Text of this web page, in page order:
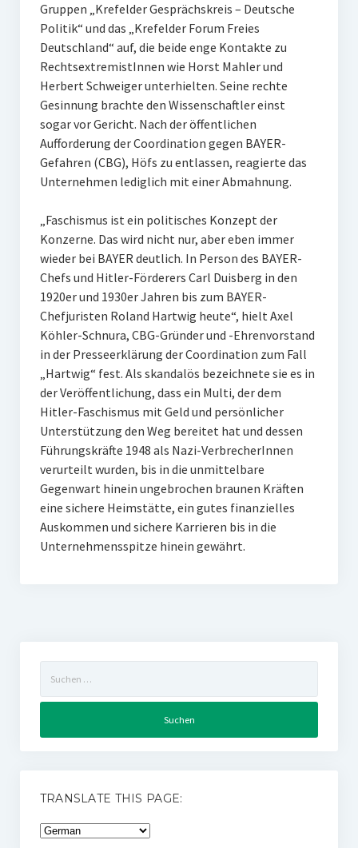
Gruppen „Krefelder Gesprächskreis – Deutsche
Politik“ und das „Krefelder Forum Freies
Deutschland“ auf, die beide enge Kontakte zu
RechtsextremistInnen wie Horst Mahler und
Herbert Schweiger unterhielten. Seine rechte
Gesinnung brachte den Wissenschaftler einst
sogar vor Gericht. Nach der öffentlichen
Aufforderung der Coordination gegen BAYER-
Gefahren (CBG), Höfs zu entlassen, reagierte das
Unternehmen lediglich mit einer Abmahnung.
„Faschismus ist ein politisches Konzept der
Konzerne. Das wird nicht nur, aber eben immer
wieder bei BAYER deutlich. In Person des BAYER-
Chefs und Hitler-Förderers Carl Duisberg in den
1920er und 1930er Jahren bis zum BAYER-
Chefjuristen Roland Hartwig heute“, hielt Axel
Köhler-Schnura, CBG-Gründer und -Ehrenvorstand
in der Presseerklärung der Coordination zum Fall
„Hartwig“ fest. Als skandalös bezeichnete sie es in
der Veröffentlichung, dass ein Multi, der dem
Hitler-Faschismus mit Geld und persönlicher
Unterstützung den Weg bereitet hat und dessen
Führungskräfte 1948 als Nazi-VerbrecherInnen
verurteilt wurden, bis in die unmittelbare
Gegenwart hinein ungebrochen braunen Kräften
eine sichere Heimstätte, ein gutes finanzielles
Auskommen und sichere Karrieren bis in die
Unternehmensspitze hinein gewährt.
nach:
TRANSLATE THIS PAGE: